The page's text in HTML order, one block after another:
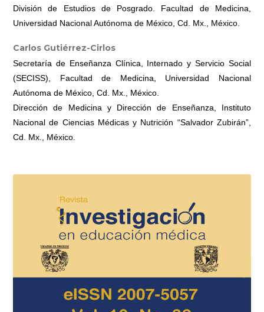
División de Estudios de Posgrado. Facultad de Medicina,
Universidad Nacional Autónoma de México, Cd. Mx., México.
Carlos Gutiérrez-Cirlos
Secretaría de Enseñanza Clínica, Internado y Servicio Social
(SECISS), Facultad de Medicina, Universidad Nacional
Autónoma de México, Cd. Mx., México.
Dirección de Medicina y Dirección de Enseñanza, Instituto
Nacional de Ciencias Médicas y Nutrición “Salvador Zubirán”,
Cd. Mx., México.